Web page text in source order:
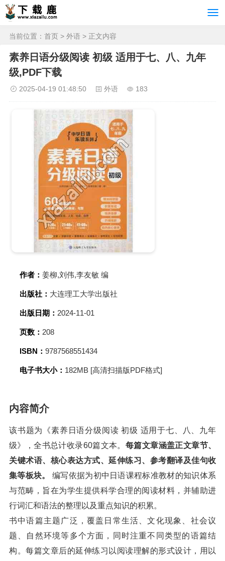
当前位置： 首页 > 外语 > 正文内容
素养日语分级阅读 初级 适用于七、八、九年
级,PDF下载
2025-04-19 01:48:50 外语 183
作者： 姜柳,刘伟,李友敏 编
出版社： 大连理工大学出版社
出版日期： 2024-11-01
页数： 208
ISBN： 9787568551434
电子书大小： 182MB [高清扫描版PDF格式]
内容简介
该书题为《素养日语分级阅读 初级 适用于七、八、九年
级》，全书总计收录60篇文本。 每篇文章涵盖正文章节、
关键术语、核心表达方式、延伸练习、参考翻译及佳句收
集等板块。
编写依据为初中日语课程标准教材的知识体系
与范畴，旨在为学生提供科学合理的阅读材料，并辅助进
行词汇和语法的整理以及重点知识的积累。
书中语篇主题广泛，覆盖日常生活、文化现象、社会议
题、自然环境等多个方面，同时注重不同类型的语篇结
构。每篇文章后的延伸练习以阅读理解的形式设计，用以